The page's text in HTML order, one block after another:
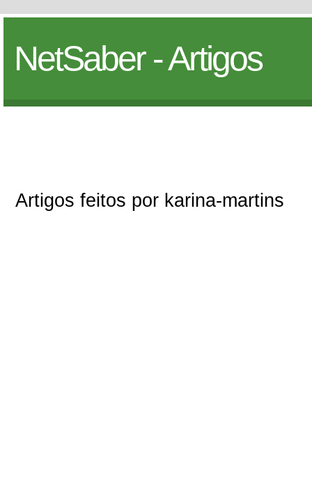
NetSaber - Artigos
Artigos feitos por karina-martins